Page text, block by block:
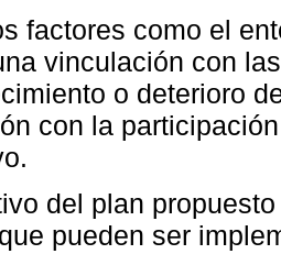
factores como el
vinculación con
o deterioro
con la
del plan
pueden ser